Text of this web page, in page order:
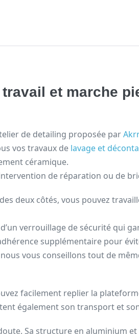
et marche
de detailing proposée par
vos travaux de lavage et
céramique.
de réparation ou de
deux côtés, vous pouvez
verrouillage de sécurité qui
supplémentaire pour
vous conseillons tout de
facilement replier la
également son transport et
Sa structure en aluminium